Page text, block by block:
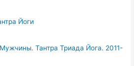
Йоги
Тантра Триада Йога. 2011-